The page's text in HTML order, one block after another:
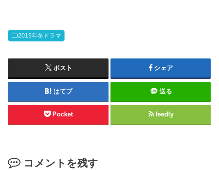
2019年冬ドラマ
ポスト シェア
はてブ 送る
Pocket feedly
コメントを残す